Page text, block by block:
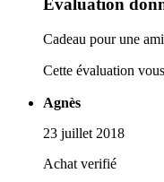
Évaluation
Cadeau pour une
Cette évaluation
Agnès
23 juillet 2018
Achat verifié